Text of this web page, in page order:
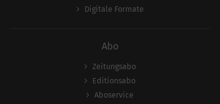
Digitale Formate
Abo
Zeitungsabo
Editionsabo
Aboservice